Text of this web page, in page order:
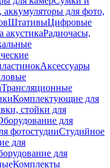
аккумуляторы для фото,
ШтативыЦифровые
акустикаРадиочасы,
Аксессуары
Трансляционные
Комплектующие для
стойки для
для
фотостудииСтудийное
для
для
Комплекты